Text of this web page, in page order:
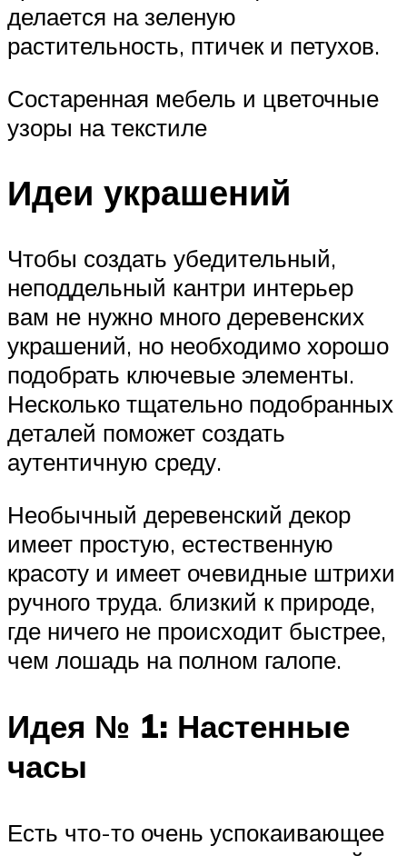
делается на зеленую
растительность, птичек и петухов.
Состаренная мебель и цветочные
узоры на текстиле
Идеи украшений
Чтобы создать убедительный,
неподдельный кантри интерьер
вам не нужно много деревенских
украшений, но необходимо хорошо
подобрать ключевые элементы.
Несколько тщательно подобранных
деталей поможет создать
аутентичную среду.
Необычный деревенский декор
имеет простую, естественную
красоту и имеет очевидные штрихи
ручного труда. близкий к природе,
где ничего не происходит быстрее,
чем лошадь на полном галопе.
Идея № 1: Настенные
часы
Есть что-то очень успокаивающее